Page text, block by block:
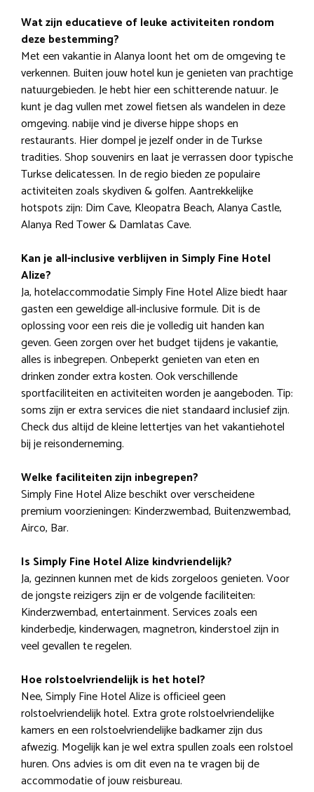
Wat zijn educatieve of leuke activiteiten rondom
deze bestemming?
Met een vakantie in Alanya loont het om de omgeving te
verkennen. Buiten jouw hotel kun je genieten van prachtige
natuurgebieden. Je hebt hier een schitterende natuur. Je
kunt je dag vullen met zowel fietsen als wandelen in deze
omgeving. nabije vind je diverse hippe shops en
restaurants. Hier dompel je jezelf onder in de Turkse
tradities. Shop souvenirs en laat je verrassen door typische
Turkse delicatessen. In de regio bieden ze populaire
activiteiten zoals skydiven & golfen. Aantrekkelijke
hotspots zijn: Dim Cave, Kleopatra Beach, Alanya Castle,
Alanya Red Tower & Damlatas Cave.
Kan je all-inclusive verblijven in Simply Fine Hotel
Alize?
Ja, hotelaccommodatie Simply Fine Hotel Alize biedt haar
gasten een geweldige all-inclusive formule. Dit is de
oplossing voor een reis die je volledig uit handen kan
geven. Geen zorgen over het budget tijdens je vakantie,
alles is inbegrepen. Onbeperkt genieten van eten en
drinken zonder extra kosten. Ook verschillende
sportfaciliteiten en activiteiten worden je aangeboden. Tip:
soms zijn er extra services die niet standaard inclusief zijn.
Check dus altijd de kleine lettertjes van het vakantiehotel
bij je reisonderneming.
Welke faciliteiten zijn inbegrepen?
Simply Fine Hotel Alize beschikt over verscheidene
premium voorzieningen: Kinderzwembad, Buitenzwembad,
Airco, Bar.
Is Simply Fine Hotel Alize kindvriendelijk?
Ja, gezinnen kunnen met de kids zorgeloos genieten. Voor
de jongste reizigers zijn er de volgende faciliteiten:
Kinderzwembad, entertainment. Services zoals een
kinderbedje, kinderwagen, magnetron, kinderstoel zijn in
veel gevallen te regelen.
Hoe rolstoelvriendelijk is het hotel?
Nee, Simply Fine Hotel Alize is officieel geen
rolstoelvriendelijk hotel. Extra grote rolstoelvriendelijke
kamers en een rolstoelvriendelijke badkamer zijn dus
afwezig. Mogelijk kan je wel extra spullen zoals een rolstoel
huren. Ons advies is om dit even na te vragen bij de
accommodatie of jouw reisbureau.